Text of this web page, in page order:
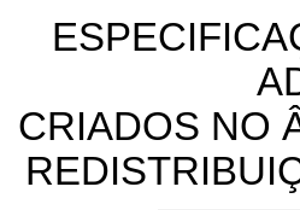
CRIADOS NO